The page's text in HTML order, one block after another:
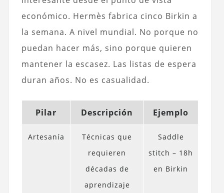
económico. Hermès fabrica cinco Birkin a
la semana. A nivel mundial. No porque no
puedan hacer más, sino porque quieren
mantener la escasez. Las listas de espera
duran años. No es casualidad.
Pilar Descripción Ejemplo
Artesanía
Técnicas que
requieren
décadas de
aprendizaje
Saddle
stitch – 18h
en Birkin